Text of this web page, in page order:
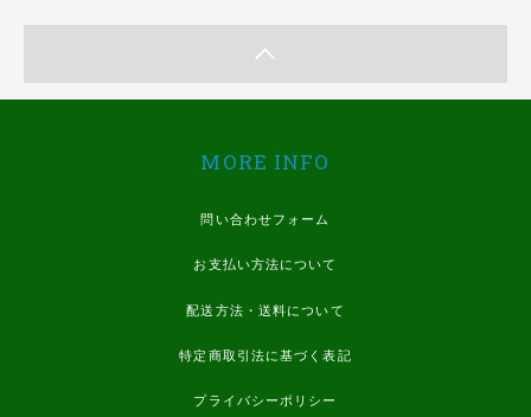
MORE INFO
問い合わせフォーム
お支払い方法について
配送方法・送料について
特定商取引法に基づく表記
プライバシーポリシー